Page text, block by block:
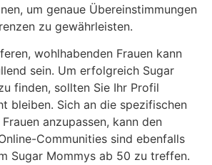
um genaue Übereinstimmungen
zu gewährleisten.
wohlhabenden Frauen kann
sein. Um erfolgreich Sugar
finden, sollten Sie Ihr Profil
bleiben. Sich an die spezifischen
anzupassen, kann den
Communities sind ebenfalls
Sugar Mommys ab 50 zu treffen.